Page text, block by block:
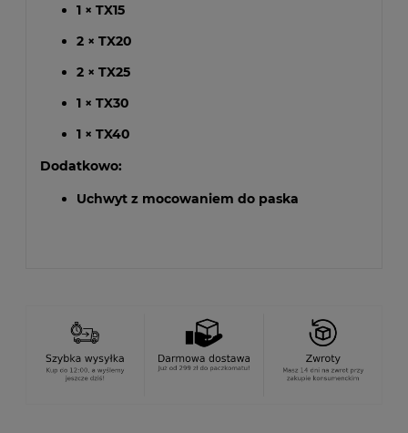
1 × TX15
2 × TX20
2 × TX25
1 × TX30
1 × TX40
Dodatkowo:
Uchwyt z mocowaniem do paska